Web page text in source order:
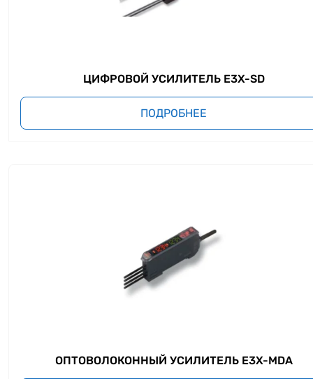
ЦИФРОВОЙ УСИЛИТЕЛЬ E3X-SD
ПОДРОБНЕЕ
ОПТОВОЛОКОННЫЙ УСИЛИТЕЛЬ E3X-MDA